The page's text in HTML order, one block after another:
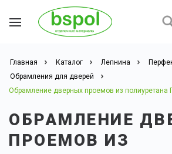
Главная Каталог Лепнина
Обрамления для дверей
Обрамлениe дверных проeмов из полиуретана
ОБРАМЛЕНИE
ПРОEМОВ ИЗ